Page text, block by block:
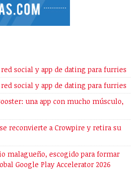
social y app de dating para furries
social y app de dating para furries
una app con mucho músculo,
reconvierte a Crowpire y retira su
malagueño, escogido para formar
Google Play Accelerator 2026